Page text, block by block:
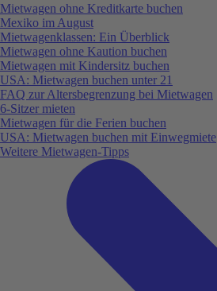
Mietwagen ohne Kreditkarte buchen
Mexiko im August
Mietwagenklassen: Ein Überblick
Mietwagen ohne Kaution buchen
Mietwagen mit Kindersitz buchen
USA: Mietwagen buchen unter 21
FAQ zur Altersbegrenzung bei Mietwagen
6-Sitzer mieten
Mietwagen für die Ferien buchen
USA: Mietwagen buchen mit Einwegmiete
Weitere Mietwagen-Tipps